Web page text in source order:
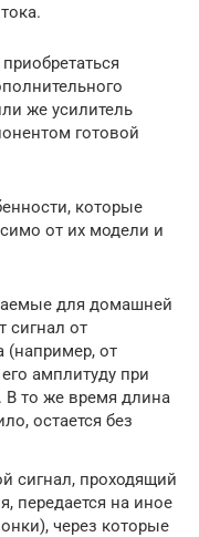
же усилитель
готовой
которые
от их модели и
для домашней
сигнал от
(например, от
амплитуду при
В то же время длина
остается без
сигнал, проходящий
передается на иное
через которые